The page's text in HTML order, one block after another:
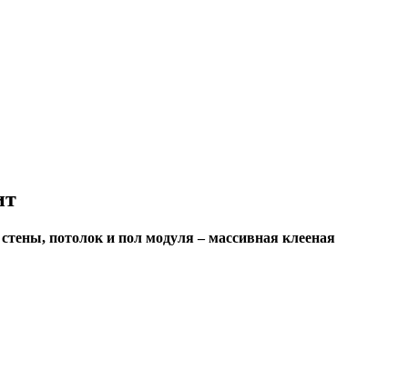
потолок и пол модуля – массивная клееная